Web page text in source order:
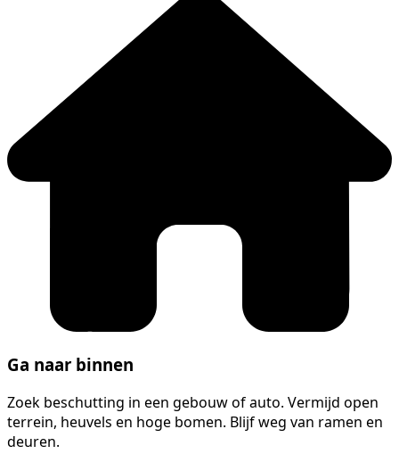
Ga naar binnen
Zoek beschutting in een gebouw of auto. Vermijd open
terrein, heuvels en hoge bomen. Blijf weg van ramen en
deuren.